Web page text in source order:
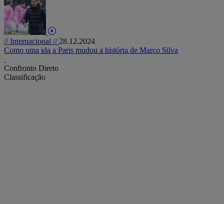
// Internacional // 28.12.2024
Como uma ida a Paris mudou a história de Marco Silva
Confronto Direto
Classificação